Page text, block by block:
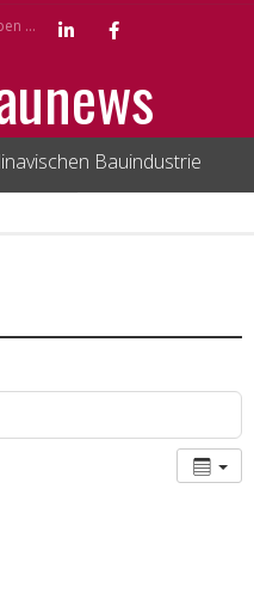
Bauindustrie